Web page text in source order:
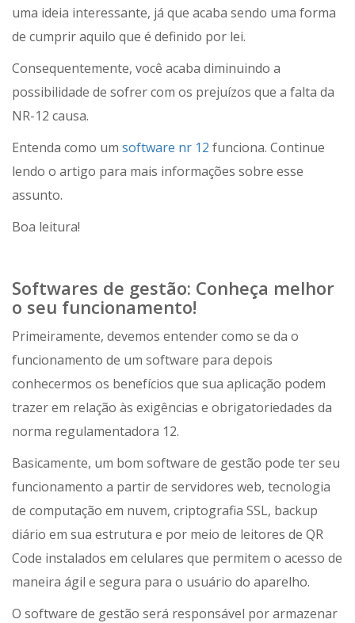
uma ideia interessante, já que acaba sendo uma forma
de cumprir aquilo que é definido por lei.
Consequentemente, você acaba diminuindo a
possibilidade de sofrer com os prejuízos que a falta da
NR-12 causa.
Entenda como um software nr 12 funciona. Continue
lendo o artigo para mais informações sobre esse
assunto.
Boa leitura!
Softwares de gestão: Conheça melhor
o seu funcionamento!
Primeiramente, devemos entender como se da o
funcionamento de um software para depois
conhecermos os benefícios que sua aplicação podem
trazer em relação às exigências e obrigatoriedades da
norma regulamentadora 12.
Basicamente, um bom software de gestão pode ter seu
funcionamento a partir de servidores web, tecnologia
de computação em nuvem, criptografia SSL, backup
diário em sua estrutura e por meio de leitores de QR
Code instalados em celulares que permitem o acesso de
maneira ágil e segura para o usuário do aparelho.
O software de gestão será responsável por armazenar